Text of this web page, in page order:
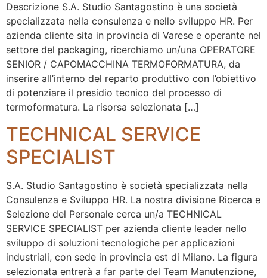
Descrizione S.A. Studio Santagostino è una società
specializzata nella consulenza e nello sviluppo HR. Per
azienda cliente sita in provincia di Varese e operante nel
settore del packaging, ricerchiamo un/una OPERATORE
SENIOR / CAPOMACCHINA TERMOFORMATURA, da
inserire all’interno del reparto produttivo con l’obiettivo
di potenziare il presidio tecnico del processo di
termoformatura. La risorsa selezionata […]
TECHNICAL SERVICE
SPECIALIST
S.A. Studio Santagostino è società specializzata nella
Consulenza e Sviluppo HR. La nostra divisione Ricerca e
Selezione del Personale cerca un/a TECHNICAL
SERVICE SPECIALIST per azienda cliente leader nello
sviluppo di soluzioni tecnologiche per applicazioni
industriali, con sede in provincia est di Milano. La figura
selezionata entrerà a far parte del Team Manutenzione,